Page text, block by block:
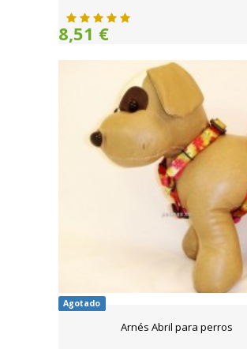
8,51 €
Agotado
Arnés Abril para perros